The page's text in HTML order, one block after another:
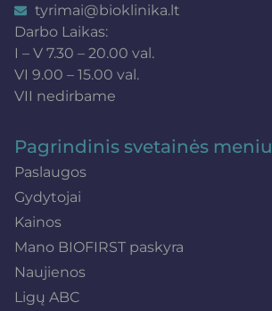
tyrimai@bioklinika.lt
Darbo Laikas:
I – V 7.30 – 20.00 val.
VI 9.00 – 15.00 val.
VII nedirbame
Pagrindinis svetainės meniu
Paslaugos
Gydytojai
Kainos
Mano BIOFIRST paskyra
Naujienos
Ligų ABC